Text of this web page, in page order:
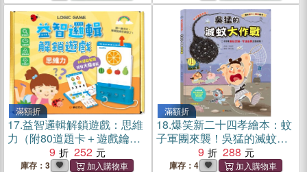
滿額折
17.益智邏輯解鎖遊戲：思維
力（附80道題卡＋遊戲鑰
9 252
庫存：3
滿額折
18.爆笑新二十四孝繪本：蚊
子軍團來襲！吳猛的滅蚊大
9 288
庫存：4